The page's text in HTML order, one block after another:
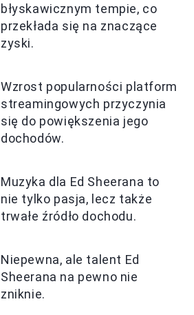
błyskawicznym tempie, co
przekłada się na znaczące
zyski.
Wzrost popularności platform
streamingowych przyczynia
się do powiększenia jego
dochodów.
Muzyka dla Ed Sheerana to
nie tylko pasja, lecz także
trwałe źródło dochodu.
Niepewna, ale talent Ed
Sheerana na pewno nie
zniknie.